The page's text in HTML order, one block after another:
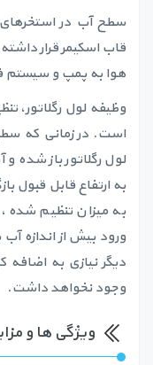
سطح آب در
قاب اسکیمر قرار
هوا به پمپ و سیستم
وظیفه لول رگلاتور،
است. در زمانی که
لول رگلاتور باز شده
به ارتفاع قابل قبول
به میزان تنظیم
ورود بیش از اندازه
دیگر نیازی به
وجود نخواهد داشت.
ویژگی ها و